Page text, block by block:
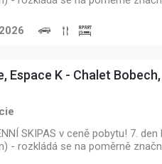
Espace K - Chalet
SKIPAS v ceně pobytu! 7.
- rozkládá se na poměrně